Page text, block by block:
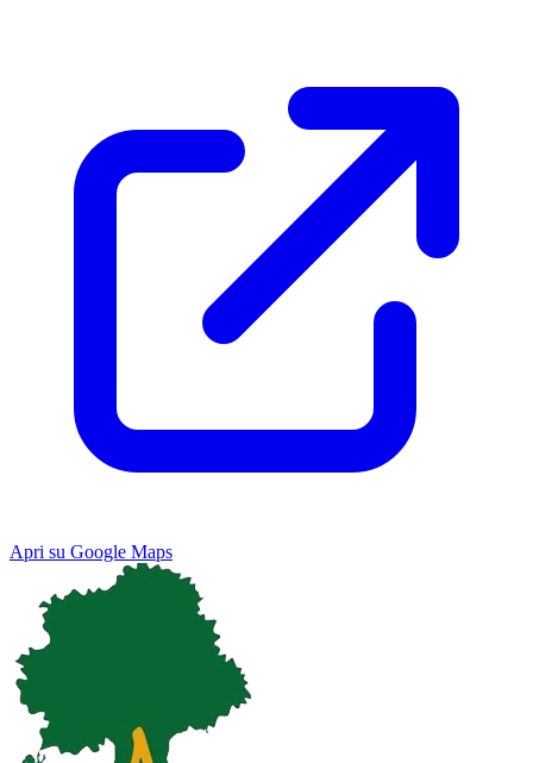
Apri su Google Maps
Map Satellite
Keyboard shortcuts